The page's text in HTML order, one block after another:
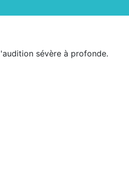
sévère à profonde.